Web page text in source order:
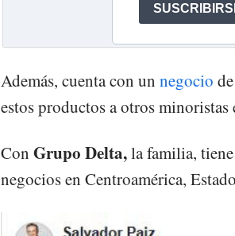
Además, cuenta con un negocio
estos productos a otros
Con Grupo Delta,la familia,
negocios en Centroamérica,